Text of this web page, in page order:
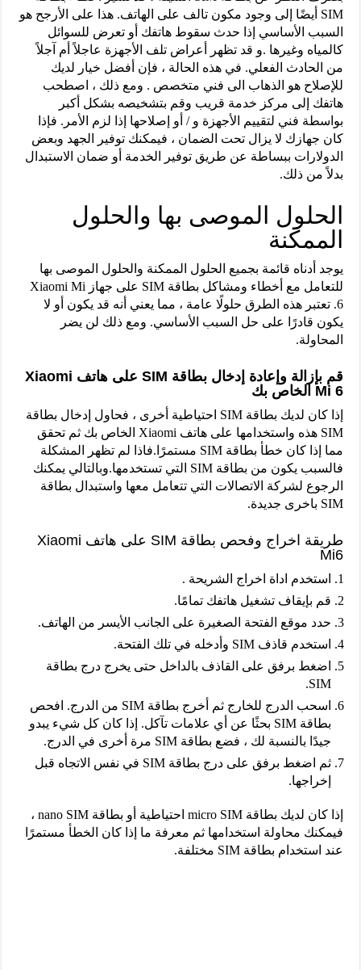
SIM أيضًا إلى وجود مكون تالف على الهاتف. هذا على الأرجح هو
السبب الأساسي إذا حدث سقوط هاتفك أو تعرض للسوائل
كالمياه وغيرها .و قد تظهر أعراض تلف الأجهزة عاجلاً أم آجلاً
من الحادث الفعلي. في هذه الحالة ، فإن أفضل خيار لديك
للإصلاح هو الذهاب الى فني متخصص . ومع ذلك ، اصطحب
هاتفك إلى مركز خدمة قريب وقم بتشخيصه بشكل أكبر
بواسطة فني لتقييم الأجهزة و / أو إصلاحها إذا لزم الأمر. فإذا
كان جهازك لا يزال تحت الضمان ، فيمكنك توفير الجهد وبعض
الدولارات ببساطة عن طريق توفير الخدمة أو ضمان الاستبدال
بدلاً من ذلك.
الحلول الموصى بها والحلول
الممكنة
يوجد أدناه قائمة بجميع الحلول الممكنة والحلول الموصى بها
للتعامل مع أخطاء ومشاكل بطاقة SIM على جهاز Xiaomi Mi
6. تعتبر هذه الطرق حلولًا عامة ، مما يعني أنه قد يكون أو لا
يكون قادرًا على حل السبب الأساسي. ومع ذلك لن يضر
المحاولة.
قم بإزالة وإعادة إدخال بطاقة SIM على هاتف Xiaomi
Mi 6 الخاص بك
إذا كان لديك بطاقة SIM احتياطية أخرى ، فحاول إدخال بطاقة
SIM هذه واستخدامها على هاتف Xiaomi الخاص بك ثم تحقق
مما إذا كان خطأ بطاقة SIM مستمرًا.فاذا لم تظهر المشكلة
فالسبب يكون من بطاقة SIM التي تستخدمها.وبالتالي يمكنك
الرجوع لشركة الاتصالات التي تتعامل معها واستبدال بطاقة
SIM باخرى جديدة.
طريقة اخراج وفحص بطاقة SIM على هاتف Xiaomi
Mi6
استخدم اداة اخراج الشريحة .
قم بإيقاف تشغيل هاتفك تمامًا.
حدد موقع الفتحة الصغيرة على الجانب الأيسر من الهاتف.
استخدم قاذف SIM وأدخله في تلك الفتحة.
اضغط برفق على القاذف بالداخل حتى يخرج درج بطاقة
SIM.
اسحب الدرج للخارج ثم أخرج بطاقة SIM من الدرج. افحص
بطاقة SIM بحثًا عن أي علامات تآكل. إذا كان كل شيء يبدو
جيدًا بالنسبة لك ، فضع بطاقة SIM مرة أخرى في الدرج.
ثم اضغط برفق على درج بطاقة SIM في نفس الاتجاه قبل
إخراجها.
إذا كان لديك بطاقة micro SIM احتياطية أو بطاقة nano SIM ،
فيمكنك محاولة استخدامها ثم معرفة ما إذا كان الخطأ مستمرًا
عند استخدام بطاقة SIM مختلفة.